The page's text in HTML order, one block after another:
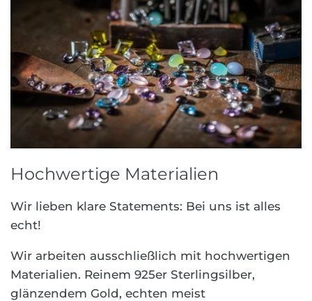
Hochwertige Materialien
Wir lieben klare Statements: Bei uns ist alles
echt!
Wir arbeiten ausschließlich mit hochwertigen
Materialien. Reinem 925er Sterlingsilber,
glänzendem Gold, echten meist